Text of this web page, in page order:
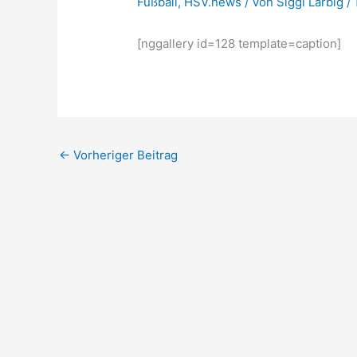
[nggallery id=128 template=caption]
← Vorheriger Beitrag